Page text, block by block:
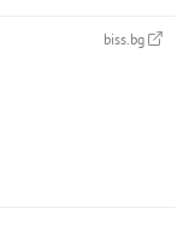
biss.bg